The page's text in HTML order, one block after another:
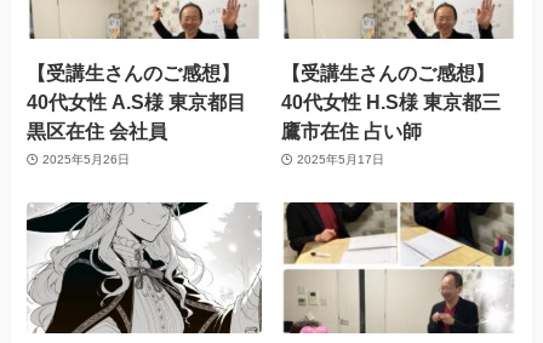
【受講生さんのご感想】
40代女性 A.S様 東京都目
黒区在住 会社員
2025年5月26日
【受講生さんのご感想】
40代女性 H.S様 東京都三
鷹市在住 占い師
2025年5月17日